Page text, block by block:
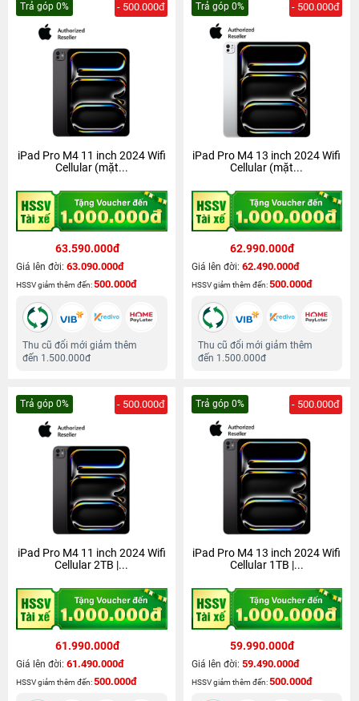
Trả góp 0% - 500.000đ
iPad Pro M4 11 inch 2024 Wifi
Cellular (mặt...
63.590.000đ
Giá lên đời: 63.090.000đ
HSSV giảm thêm đến:500.000đ
Thu cũ đổi mới giảm thêm
đến 1.500.000đ
Trả góp 0% - 500.000đ
iPad Pro M4 13 inch 2024 Wifi
Cellular (mặt...
62.990.000đ
Giá lên đời: 62.490.000đ
HSSV giảm thêm đến:500.000đ
Thu cũ đổi mới giảm thêm
đến 1.500.000đ
Trả góp 0% - 500.000đ
iPad Pro M4 11 inch 2024 Wifi
Cellular 2TB |...
61.990.000đ
Giá lên đời: 61.490.000đ
HSSV giảm thêm đến:500.000đ
Trả góp 0% - 500.000đ
iPad Pro M4 13 inch 2024 Wifi
Cellular 1TB |...
59.990.000đ
Giá lên đời: 59.490.000đ
HSSV giảm thêm đến:500.000đ